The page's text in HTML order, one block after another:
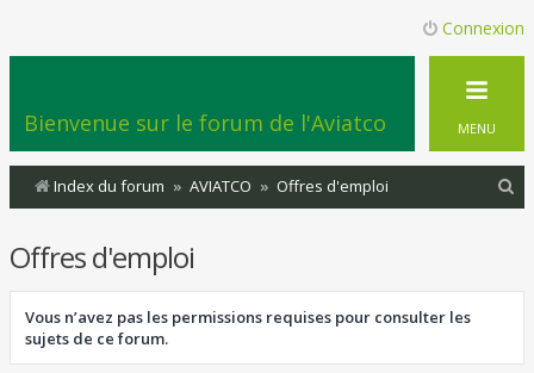
Connexion
Bienvenue sur le forum de l'Aviatco MENU
Index du forum AVIATCO Offres d'emploi
Offres d'emploi
Vous n’avez pas les permissions requises pour consulter les
sujets de ce forum.